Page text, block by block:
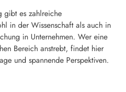
gibt es zahlreiche
in der Wissenschaft als auch in
in Unternehmen. Wer eine
Bereich anstrebt, findet hier
und spannende Perspektiven.